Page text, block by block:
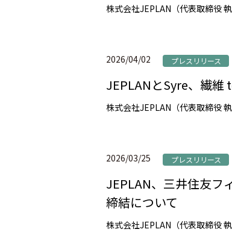
2026/04/02 プレスリリース
JEPLANとSyre、繊維
2026/03/25 プレスリリース
JEPLAN、三井住友フ
締結について